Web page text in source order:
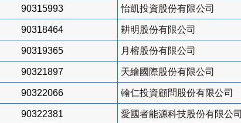
90315993 怡凱投資股份有限公司
90318464 耕明股份有限公司
90319365 月榕股份有限公司
90321897 天繪國際股份有限公司
90322066 翰仁投資顧問股份有限公司
90322381 愛國者能源科技股份有限公司